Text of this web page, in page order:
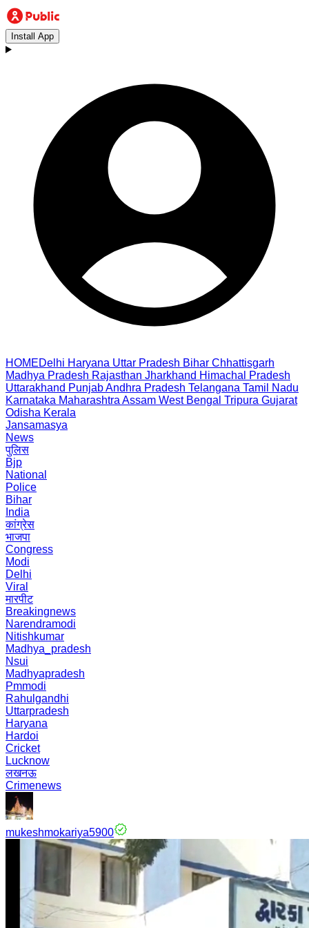
Install App
HOMEDelhi Haryana Uttar Pradesh Bihar Chhattisgarh
Madhya Pradesh Rajasthan Jharkhand Himachal Pradesh
Uttarakhand PunjabAndhra Pradesh Telangana Tamil Nadu
Karnataka Maharashtra Assam West Bengal Tripura Gujarat
Odisha Kerala
Jansamasya
News
पुलिस
Bjp
National
Police
Bihar
India
कांग्रेस
भाजपा
Congress
Modi
Delhi
Viral
मारपीट
Breakingnews
Narendramodi
Nitishkumar
Madhya_pradesh
Nsui
Madhyapradesh
Pmmodi
Rahulgandhi
Uttarpradesh
Haryana
Hardoi
Cricket
Lucknow
लखनऊ
Crimenews
mukeshmokariya5900